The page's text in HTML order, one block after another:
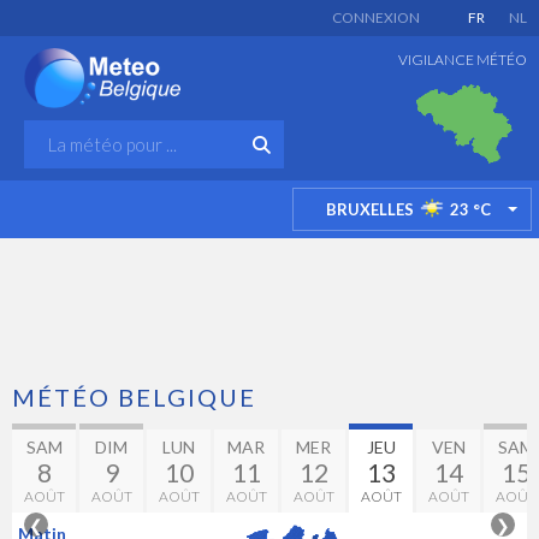
FR NL
CONNEXION
VIGILANCE MÉTÉO
BRUXELLES 23 °C
MÉTÉO BELGIQUE
SAM
8
AOÛT
DIM
9
AOÛT
LUN
10
AOÛT
MAR
11
AOÛT
MER
12
AOÛT
JEU
13
AOÛT
VEN
14
AOÛT
SAM
15
AOÛT
❮
Matin ❯